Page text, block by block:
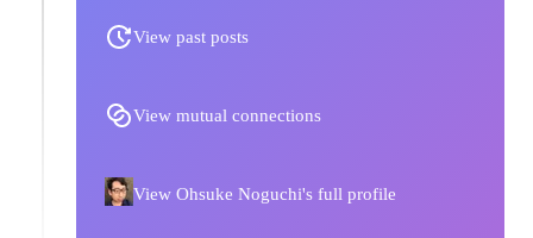
View past posts
View mutual connections
View Ohsuke Noguchi's full profile